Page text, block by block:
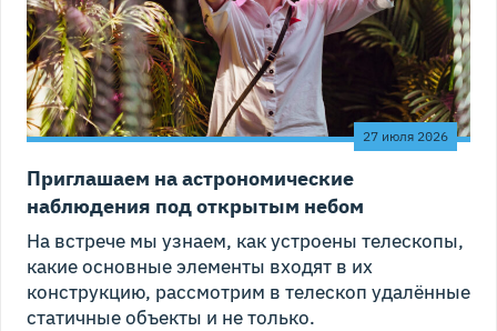
27 июля 2026
Приглашаем на астрономические
наблюдения под открытым небом
На встрече мы узнаем, как устроены телескопы,
какие основные элементы входят в их
конструкцию, рассмотрим в телескоп удалённые
статичные объекты и не только.